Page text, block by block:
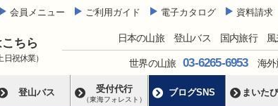
会員メニュー ご利用ガイド 電子カタログ 資料請求
ちら
日祝休業）
日本の山旅 登山バス 国内旅行 風
世界の山旅 03-6265-6953海外
登山バス 受付代行
（東海フォレスト）
ブログSNS まいた